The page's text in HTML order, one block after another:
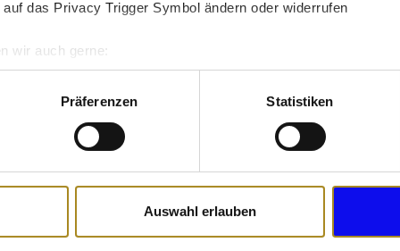
das Privacy Trigger Symbol ändern oder widerrufen
wir auch gerne:
geografische Lage erfassen, welche bis auf einige Meter
Scannen nach bestimmten Merkmalen (Fingerprinting)
Ihre persönlichen Daten verarbeitet werden, und legen Sie
und Anzeigen zu personalisieren, Funktionen für soziale
zu analysieren. Außerdem geben wir Informationen zu
Präferenzen Statistiken
Auswahl erlauben